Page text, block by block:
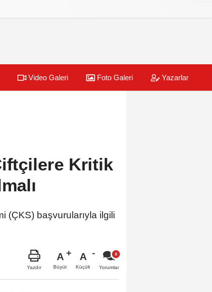
Video Galeri Foto Galeri Yazarlar
Kritik
(ÇKS) başvurularıyla ilgili
Yazdır
A
Büyüt
A
Küçült Yorumlar